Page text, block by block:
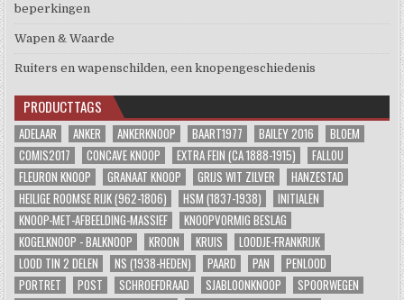
beperkingen
Wapen & Waarde
Ruiters en wapenschilden, een knopengeschiedenis
PRODUCTTAGS
ADELAAR ANKER ANKERKNOOP BAART1977 BAILEY 2016
BLOEM
COMIS2017
CONCAVE KNOOP EXTRA FEIN (CA 1888-1915)
FALLOU
FLEURON KNOOP
GRANAAT KNOOP GRIJS WIT ZILVER
HANZESTAD
HEILIGE ROOMSE RIJK (962-1806)
HSM (1837-1938)
INITIALEN
KNOOP-MET-AFBEELDING-MASSIEF
KNOOPVORMIG BESLAG
KOGELKNOOP - BALKNOOP
KROON KRUIS
LOODJE-FRANKRIJK
LOOD TIN 2 DELEN
NS (1938-HEDEN) PAARD PAN
PENLOOD
PORTRET
POST SCHROEFDRAAD SJABLOONKNOOP
SPOORWEGEN